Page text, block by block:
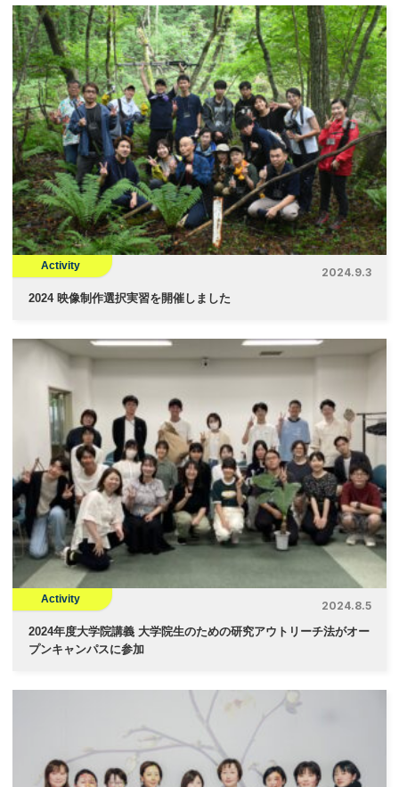
Activity
2024.9.3
2024 映像制作選択実習を開催しました
Activity
2024.8.5
2024年度大学院講義 大学院生のための研究アウトリーチ法がオー
プンキャンパスに参加